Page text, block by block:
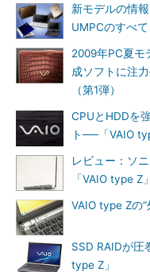
新モデルの情
UMPCのすべて
2009年PC夏モ
成ソフトに注
（第1弾）
CPUとHDDを
ト──「VAIO
レビュー：ソ
「VAIO type Z
VAIO type Zの“
SSD RAIDが
type Z」